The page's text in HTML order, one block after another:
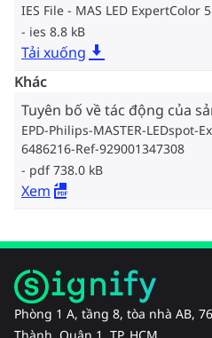
IES File - MAS LED ExpertColor
ies 8.8 kB
Tải xuống
Khác
Tuyên bố về tác động của
EPD-Philips-MASTER-LEDspot-
6486216-Ref-929001347308
pdf 738.0 kB
Xem
Phòng 1 A, tầng 8, tòa nhà AB,